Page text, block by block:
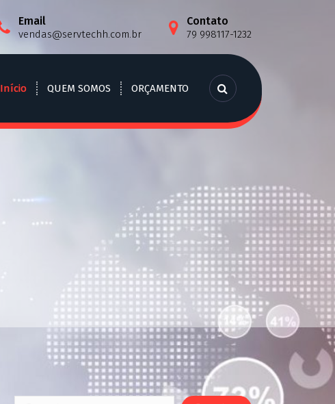
Email
vendas@servtechh.com.br
Contato
79 998117-1232
Início QUEM SOMOS ORÇAMENTO